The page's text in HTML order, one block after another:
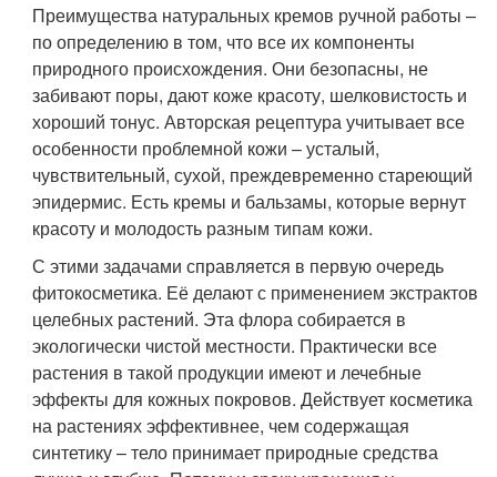
Преимущества натуральных кремов ручной работы –
по определению в том, что все их компоненты
природного происхождения. Они безопасны, не
забивают поры, дают коже красоту, шелковистость и
хороший тонус. Авторская рецептура учитывает все
особенности проблемной кожи – усталый,
чувствительный, сухой, преждевременно стареющий
эпидермис. Есть кремы и бальзамы, которые вернут
красоту и молодость разным типам кожи.
С этими задачами справляется в первую очередь
фитокосметика. Её делают с применением экстрактов
целебных растений. Эта флора собирается в
экологически чистой местности. Практически все
растения в такой продукции имеют и лечебные
эффекты для кожных покровов. Действует косметика
на растениях эффективнее, чем содержащая
синтетику – тело принимает природные средства